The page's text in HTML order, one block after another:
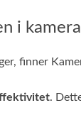
i
finner
.